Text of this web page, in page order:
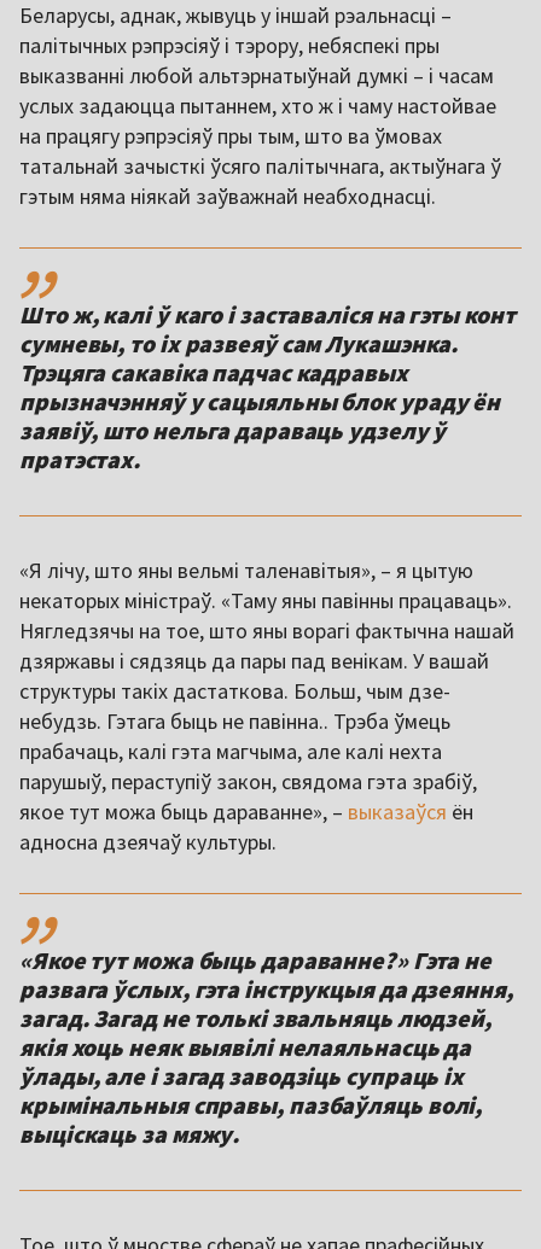
Беларусы, аднак, жывуць у іншай рэальнасці –
палітычных рэпрэсіяў і тэрору, небяспекі пры
выказванні любой альтэрнатыўнай думкі – і часам
услых задаюцца пытаннем, хто ж і чаму настойвае
на працягу рэпрэсіяў пры тым, што ва ўмовах
татальнай зачысткі ўсяго палітычнага, актыўнага ў
гэтым няма ніякай заўважнай неабходнасці.
,,
Што ж, калі ў каго і заставаліся на гэты конт
сумневы, то іх развеяў сам Лукашэнка.
Трэцяга сакавіка падчас кадравых
прызначэнняў у сацыяльны блок ураду ён
заявіў, што нельга дараваць удзелу ў
пратэстах.
«Я лічу, што яны вельмі таленавітыя», – я цытую
некаторых міністраў. «Таму яны павінны працаваць».
Нягледзячы на тое, што яны ворагі фактычна нашай
дзяржавы і сядзяць да пары пад венікам. У вашай
структуры такіх дастаткова. Больш, чым дзе-
небудзь. Гэтага быць не павінна.. Трэба ўмець
прабачаць, калі гэта магчыма, але калі нехта
парушыў, пераступіў закон, свядома гэта зрабіў,
якое тут можа быць дараванне», – выказаўся ён
адносна дзеячаў культуры.
,,
«Якое тут можа быць дараванне?» Гэта не
развага ўслых, гэта інструкцыя да дзеяння,
загад. Загад не толькі звальняць людзей,
якія хоць неяк выявілі нелаяльнасць да
ўлады, але і загад заводзіць супраць іх
крымінальныя справы, пазбаўляць волі,
выціскаць за мяжу.